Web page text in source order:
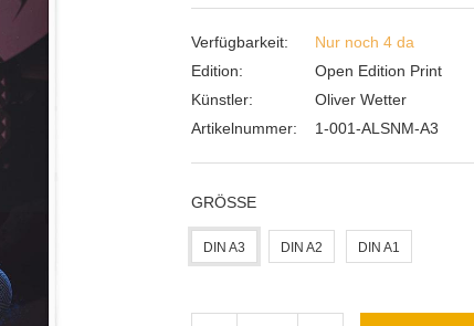
Verfügbarkeit:
Nur noch 4 da
Edition:
Open Edition Print
Künstler:
Oliver Wetter
Artikelnummer:
1-001-ALSNM-A3
GRÖSSE
DIN A3 DIN A2 DIN A1